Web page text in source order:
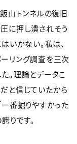
山トンネルの復旧
に押し潰されそう
いかない。私は、
リング調査を三次
。理論とデータこ
と信じていたから
番掘りやすかった
りです。